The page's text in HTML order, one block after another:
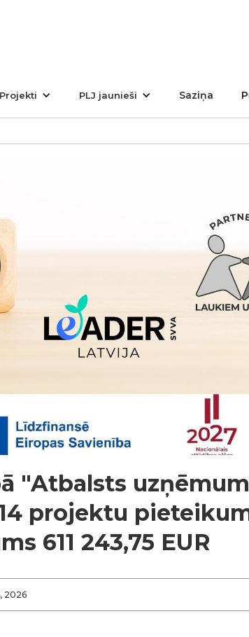
Projekti PLJ jaunieši Saziņa
"Atbalsts
projektu
611 243,75 EUR
2026